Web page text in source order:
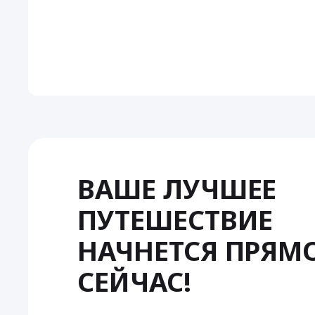
ВАШЕ ЛУЧШЕЕ
ПУТЕШЕСТВИЕ
НАЧНЕТСЯ
СЕЙЧАС!